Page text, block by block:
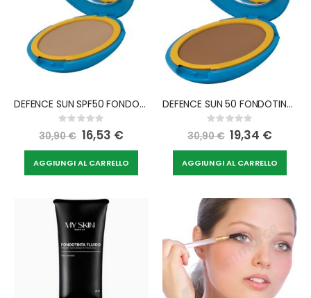
DEFENCE SUN SPF50 FONDOTINTA COMPATTO SOLARE N1 BEIGE
Rating:
0%
30,90 € Special
Price
16,53 €
AGGIUNGI AL CARRELLO
DEFENCE SUN 50 FONDOTINTA COMPATTO 50 3 TAN
Rating:
0%
30,90 € Special
Price
19,34 €
AGGIUNGI AL CARRELLO